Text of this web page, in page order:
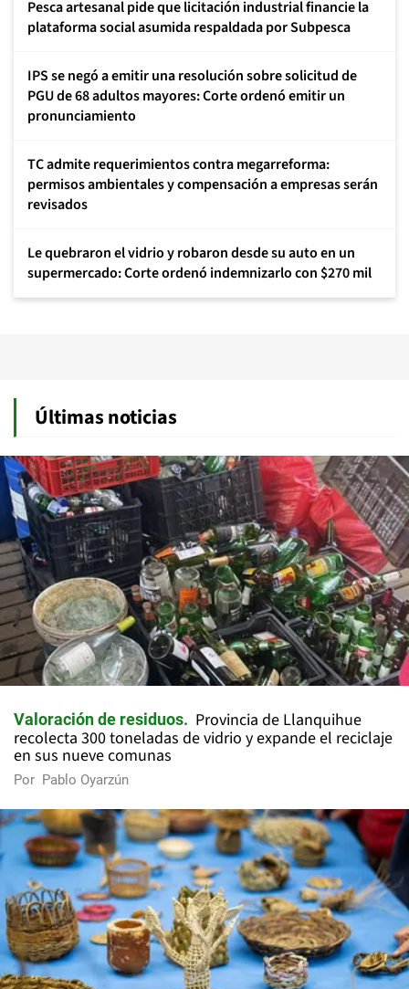
Pesca artesanal pide que licitación industrial financie la
plataforma social asumida respaldada por Subpesca
IPS se negó a emitir una resolución sobre solicitud de
PGU de 68 adultos mayores: Corte ordenó emitir un
pronunciamiento
TC admite requerimientos contra megarreforma:
permisos ambientales y compensación a empresas serán
revisados
Le quebraron el vidrio y robaron desde su auto en un
supermercado: Corte ordenó indemnizarlo con $270 mil
Últimas noticias
Valoración de residuos
Provincia de Llanquihue
recolecta 300 toneladas de vidrio y expande el reciclaje
en sus nueve comunas
Por Pablo Oyarzún